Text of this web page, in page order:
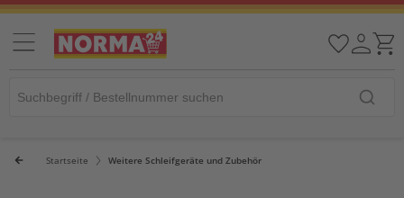
Startseite Weitere Schleifgeräte und Zubehör